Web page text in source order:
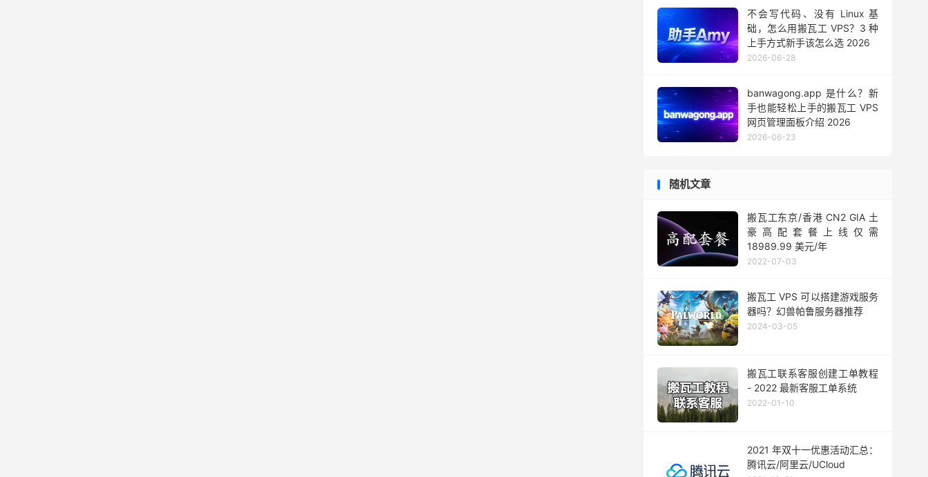
不会写代码、没有 Linux 基
础，怎么用搬瓦工 VPS？3 种
上手方式新手该怎么选 2026
2026-06-28
banwagong.app 是什么？新
手也能轻松上手的搬瓦工 VPS
网页管理面板介绍 2026
2026-06-23
随机文章
搬瓦工东京/香港 CN2 GIA 土
豪高配套餐上线仅需
18989.99 美元/年
2022-07-03
搬瓦工 VPS 可以搭建游戏服务
器吗？幻兽帕鲁服务器推荐
2024-03-05
搬瓦工联系客服创建工单教程
- 2022 最新客服工单系统
2022-01-10
2021 年双十一优惠活动汇总：
腾讯云/阿里云/UCloud